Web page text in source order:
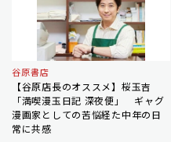
谷原書店
【谷原店長のオススメ】桜玉吉
「満喫漫玉日記 深夜便」 ギャグ
漫画家としての苦悩経た中年の日
常に共感